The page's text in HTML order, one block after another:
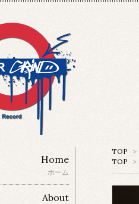
TOP >
TOP
>
Home
ホーム
About